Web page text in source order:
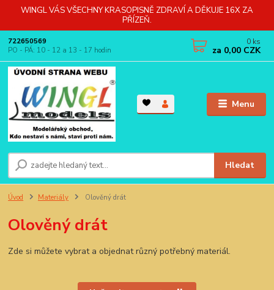
WINGL VÁS VŠECHNY KRASOPISNĚ ZDRAVÍ A DĚKUJE 16X ZA
PŘÍZEŇ.
Menu
Hledat
722650569
PO - PÁ: 10 - 12 a 13 - 17 hodin
0 ks
za 0,00 CZK
Úvod Materiály Olověný drát
Olověný drát
Zde si můžete vybrat a objednat různý potřebný materiál.